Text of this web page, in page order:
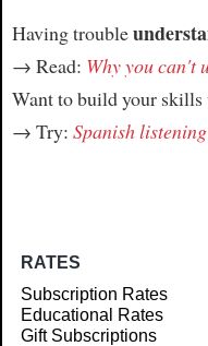
Having trouble
→ Read: Why you can't
Want to build your
→ Try: Spanish
RATES
Subscription Rates
Educational Rates
Gift Subscriptions